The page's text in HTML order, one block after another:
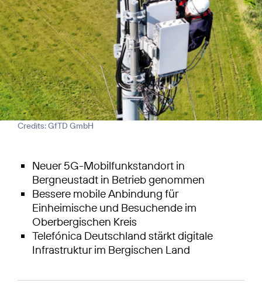
Credits: GfTD GmbH
Neuer 5G-Mobilfunkstandort in
Bergneustadt in Betrieb genommen
Bessere mobile Anbindung für
Einheimische und Besuchende im
Oberbergischen Kreis
Telefónica Deutschland stärkt digitale
Infrastruktur im Bergischen Land